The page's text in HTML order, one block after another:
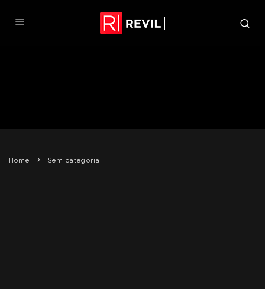
Home
Sem categoria